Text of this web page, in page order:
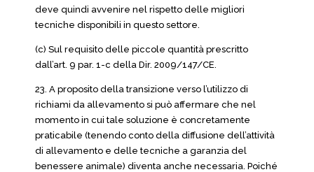
deve quindi avvenire nel rispetto delle migliori
tecniche disponibili in questo settore.
(c) Sul requisito delle piccole quantità prescritto
dall’art. 9 par. 1-c della Dir. 2009/147/CE.
23. A proposito della transizione verso l’utilizzo di
richiami da allevamento si può affermare che nel
momento in cui tale soluzione è concretamente
praticabile (tenendo conto della diffusione dell’attività
di allevamento e delle tecniche a garanzia del
benessere animale) diventa anche necessaria. Poiché